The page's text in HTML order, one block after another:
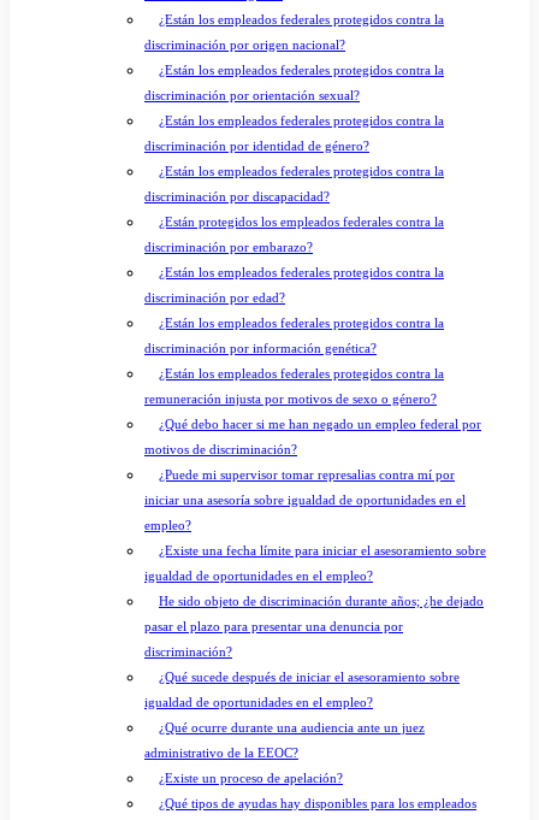
¿Están los empleados federales protegidos contra la
discriminación por origen nacional?
¿Están los empleados federales protegidos contra la
discriminación por orientación sexual?
¿Están los empleados federales protegidos contra la
discriminación por identidad de género?
¿Están los empleados federales protegidos contra la
discriminación por discapacidad?
¿Están protegidos los empleados federales contra la
discriminación por embarazo?
¿Están los empleados federales protegidos contra la
discriminación por edad?
¿Están los empleados federales protegidos contra la
discriminación por información genética?
¿Están los empleados federales protegidos contra la
remuneración injusta por motivos de sexo o género?
¿Qué debo hacer si me han negado un empleo federal por
motivos de discriminación?
¿Puede mi supervisor tomar represalias contra mí por
iniciar una asesoría sobre igualdad de oportunidades en el
empleo?
¿Existe una fecha límite para iniciar el asesoramiento sobre
igualdad de oportunidades en el empleo?
He sido objeto de discriminación durante años; ¿he dejado
pasar el plazo para presentar una denuncia por
discriminación?
¿Qué sucede después de iniciar el asesoramiento sobre
igualdad de oportunidades en el empleo?
¿Qué ocurre durante una audiencia ante un juez
administrativo de la EEOC?
¿Existe un proceso de apelación?
¿Qué tipos de ayudas hay disponibles para los empleados